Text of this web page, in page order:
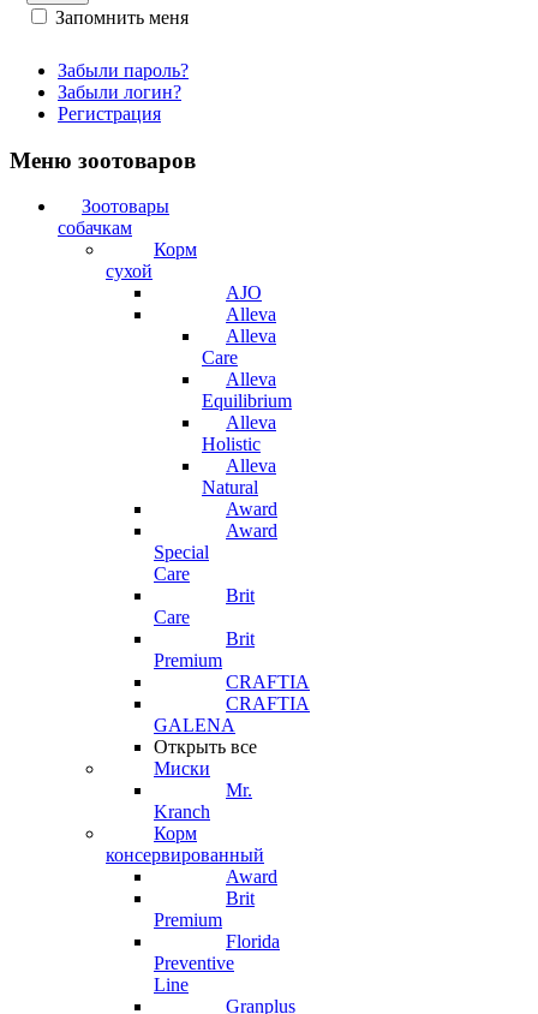
Запомнить меня
Забыли пароль?
Забыли логин?
Регистрация
Меню зоотоваров
Зоотовары
собачкам
Корм
сухой
AJO
Alleva
Alleva
Care
Alleva
Equilibrium
Alleva
Holistic
Alleva
Natural
Award
Award
Special
Care
Brit
Care
Brit
Premium
CRAFTIA
CRAFTIA
GALENA
Открыть все
Миски
Mr.
Kranch
Корм
консервированный
Award
Brit
Premium
Florida
Preventive
Line
Granplus